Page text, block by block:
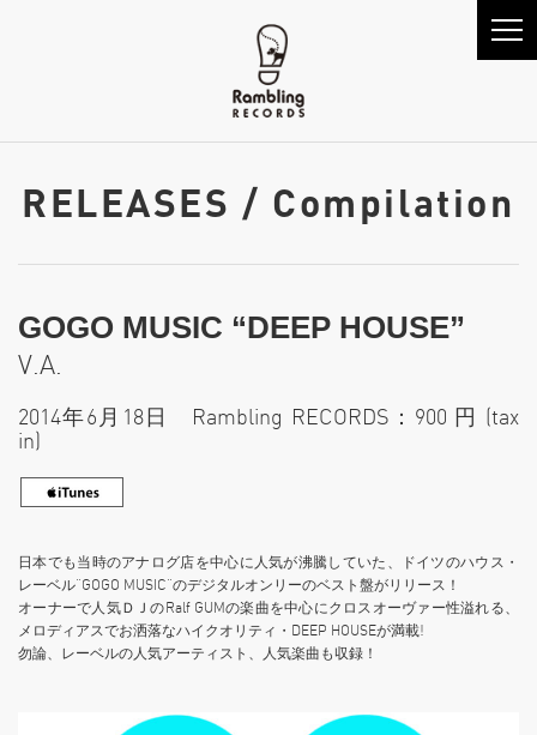
RELEASES / Compilation
GOGO MUSIC “DEEP HOUSE”
V.A.
2014年6月18日 Rambling RECORDS：900 円 (tax
in)
日本でも当時のアナログ店を中心に人気が沸騰していた、ドイツのハウス・
レーベル“GOGO MUSIC”のデジタルオンリーのベスト盤がリリース！
オーナーで人気ＤＪのRalf GUMの楽曲を中心にクロスオーヴァー性溢れる、
メロディアスでお洒落なハイクオリティ・DEEP HOUSEが満載!
勿論、レーベルの人気アーティスト、人気楽曲も収録！